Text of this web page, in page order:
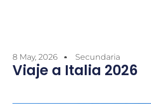
8 May, 2026 Secundaria
Viaje a Italia 2026